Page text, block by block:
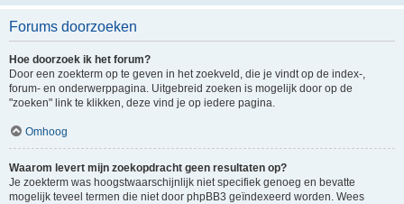
Forums doorzoeken
Hoe doorzoek ik het forum?
Door een zoekterm op te geven in het zoekveld, die je vindt op de index-,
forum- en onderwerppagina. Uitgebreid zoeken is mogelijk door op de
"zoeken" link te klikken, deze vind je op iedere pagina.
Omhoog
Waarom levert mijn zoekopdracht geen resultaten op?
Je zoekterm was hoogstwaarschijnlijk niet specifiek genoeg en bevatte
mogelijk teveel termen die niet door phpBB3 geïndexeerd worden. Wees